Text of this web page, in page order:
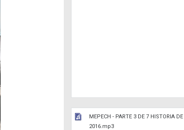
MEPECH - PARTE 3 DE 7 HISTORIA
2016.mp3